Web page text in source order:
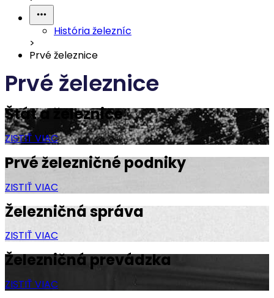
História železníc
>
Prvé železnice
Prvé železnice
Štát a železnice
ZISTIŤ VIAC
Prvé železničné podniky
ZISTIŤ VIAC
Železničná správa
ZISTIŤ VIAC
Železničná prevádzka
ZISTIŤ VIAC